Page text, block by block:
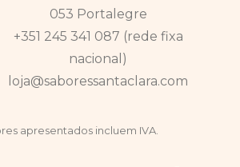
053 Portalegre
+351 245 341 087 (rede fixa
nacional)
loja@saboressantaclara.com
apresentados incluem IVA.